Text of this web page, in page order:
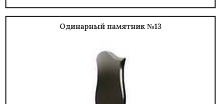
Одинарный памятник №13